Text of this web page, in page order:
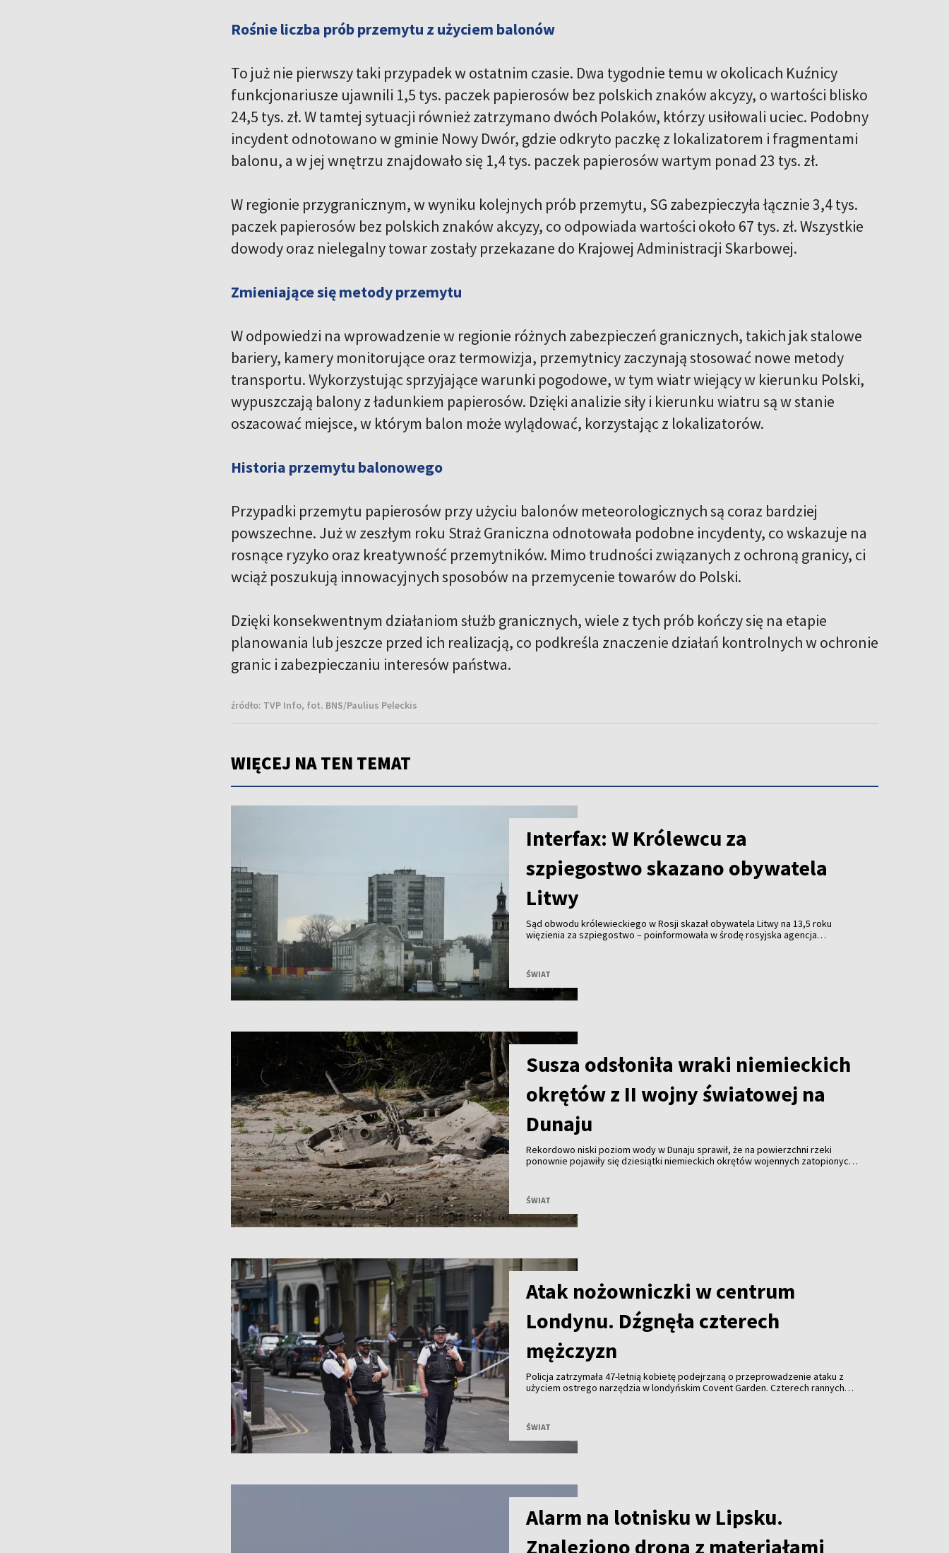
Rośnie liczba prób przemytu z użyciem balonów
To już nie pierwszy taki przypadek w ostatnim czasie. Dwa tygodnie temu w okolicach Kuźnicy
funkcjonariusze ujawnili 1,5 tys. paczek papierosów bez polskich znaków akcyzy, o wartości blisko
24,5 tys. zł. W tamtej sytuacji również zatrzymano dwóch Polaków, którzy usiłowali uciec. Podobny
incydent odnotowano w gminie Nowy Dwór, gdzie odkryto paczkę z lokalizatorem i fragmentami
balonu, a w jej wnętrzu znajdowało się 1,4 tys. paczek papierosów wartym ponad 23 tys. zł.
W regionie przygranicznym, w wyniku kolejnych prób przemytu, SG zabezpieczyła łącznie 3,4 tys.
paczek papierosów bez polskich znaków akcyzy, co odpowiada wartości około 67 tys. zł. Wszystkie
dowody oraz nielegalny towar zostały przekazane do Krajowej Administracji Skarbowej.
Zmieniające się metody przemytu
W odpowiedzi na wprowadzenie w regionie różnych zabezpieczeń granicznych, takich jak stalowe
bariery, kamery monitorujące oraz termowizja, przemytnicy zaczynają stosować nowe metody
transportu. Wykorzystując sprzyjające warunki pogodowe, w tym wiatr wiejący w kierunku Polski,
wypuszczają balony z ładunkiem papierosów. Dzięki analizie siły i kierunku wiatru są w stanie
oszacować miejsce, w którym balon może wylądować, korzystając z lokalizatorów.
Historia przemytu balonowego
Przypadki przemytu papierosów przy użyciu balonów meteorologicznych są coraz bardziej
powszechne. Już w zeszłym roku Straż Graniczna odnotowała podobne incydenty, co wskazuje na
rosnące ryzyko oraz kreatywność przemytników. Mimo trudności związanych z ochroną granicy, ci
wciąż poszukują innowacyjnych sposobów na przemycenie towarów do Polski.
Dzięki konsekwentnym działaniom służb granicznych, wiele z tych prób kończy się na etapie
planowania lub jeszcze przed ich realizacją, co podkreśla znaczenie działań kontrolnych w ochronie
granic i zabezpieczaniu interesów państwa.
źródło: TVP Info, fot. BNS/Paulius Peleckis
WIĘCEJ NA TEN TEMAT
Interfax: W Królewcu za
szpiegostwo skazano obywatela
Litwy
Sąd obwodu królewieckiego w Rosji skazał obywatela Litwy na 13,5 roku
więzienia za szpiegostwo – poinformowała w środę rosyjska agencja
ŚWIAT
Susza odsłoniła wraki niemieckich
okrętów z II wojny światowej na
Dunaju
Rekordowo niski poziom wody w Dunaju sprawił, że na powierzchni rzeki
ponownie pojawiły się dziesiątki niemieckich okrętów wojennych zatopionych
ŚWIAT
Atak nożowniczki w centrum
Londynu. Dźgnęła czterech
mężczyzn
Policja zatrzymała 47-letnią kobietę podejrzaną o przeprowadzenie ataku z
użyciem ostrego narzędzia w londyńskim Covent Garden. Czterech rannych
ŚWIAT
Alarm na lotnisku w Lipsku.
Znaleziono drona z materiałami